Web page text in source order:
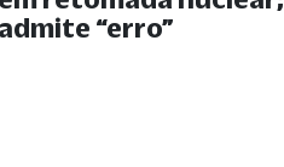
“erro”